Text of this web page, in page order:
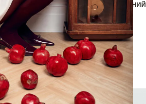
ДОБАВИТЬ В СПИСОК ЖЕЛАНИЙ
-50%